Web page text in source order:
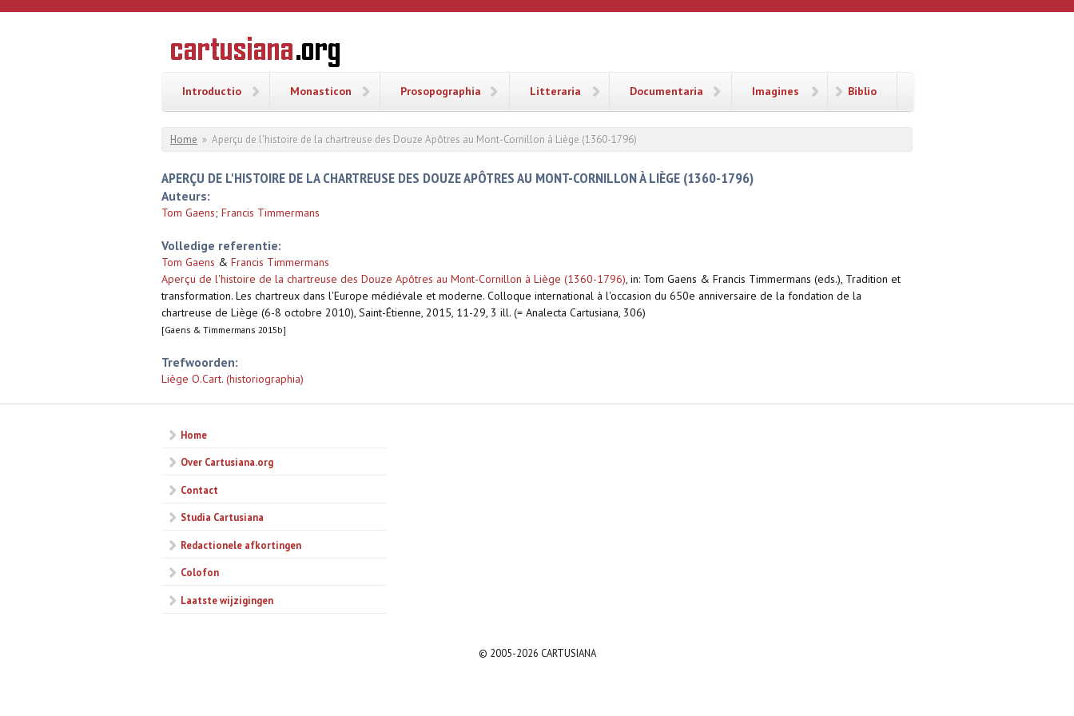
Overslaan en naar de inhoud gaan
CARTUSIANA
Geschiedenis
van de
Introductio Monasticon Prosopographia Litteraria Documentaria Imagines Biblio
U bent hier
Home » Aperçu de l'histoire de la chartreuse des Douze Apôtres au Mont-Cornillon à Liège (1360-1796)
APERÇU DE L'HISTOIRE DE LA CHARTREUSE DES DOUZE APÔTRES AU MONT-CORNILLON À LIÈGE (1360-1796)
Auteurs:
Tom Gaens; Francis Timmermans
Volledige referentie:
Tom Gaens & Francis Timmermans
Aperçu de l'histoire de la chartreuse des Douze Apôtres au Mont-Cornillon à Liège (1360-1796), in: Tom Gaens & Francis Timmermans (eds.), Tradition et
transformation. Les chartreux dans l'Europe médiévale et moderne. Colloque international à l'occasion du 650e anniversaire de la fondation de la
chartreuse de Liège (6-8 octobre 2010), Saint-Étienne, 2015, 11-29, 3 ill. (= Analecta Cartusiana, 306)
[Gaens & Timmermans 2015b]
Trefwoorden:
Liège O.Cart. (historiographia)
Home
Over Cartusiana.org
Contact
Studia Cartusiana
Redactionele afkortingen
Colofon
Laatste wijzigingen
© 2005-2026 CARTUSIANA